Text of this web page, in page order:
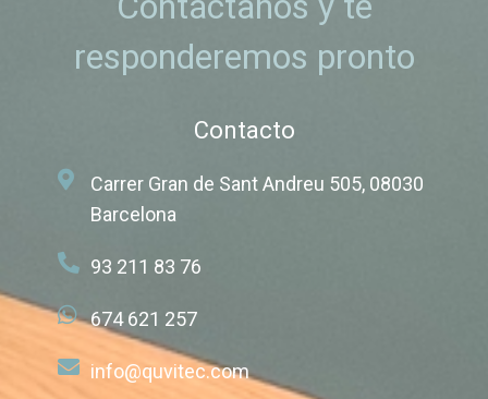
responderemos pronto
Contacto
Carrer Gran de Sant Andreu 505, 08030
Barcelona
93 211 83 76
674 621 257
info@quvitec.com